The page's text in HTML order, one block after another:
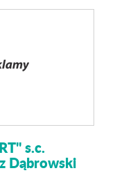
s.c.
Dąbrowski